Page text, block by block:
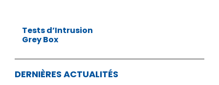
Tests d’Intrusion
Grey Box
DERNIÈRES ACTUALITÉS